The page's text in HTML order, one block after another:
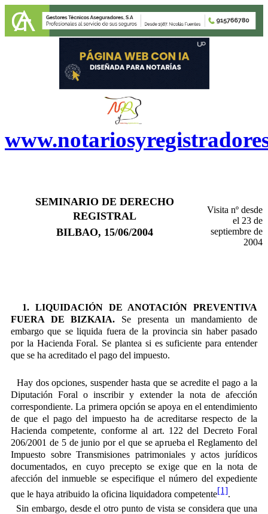
SEMINARIO DE DERECHO
REGISTRAL
BILBAO, 15/06/2004
Visita nº desde
el 23 de
septiembre de
2004
1. LIQUIDACIÓN DE ANOTACIÓN PREVENTIVA
FUERA DE BIZKAIA. Se presenta un mandamiento de
embargo que se liquida fuera de la provincia sin haber pasado
por la Hacienda Foral. Se plantea si es suficiente para entender
que se ha acreditado el pago del impuesto.
Hay dos opciones, suspender hasta que se acredite el pago a la
Diputación Foral o inscribir y extender la nota de afección
correspondiente. La primera opción se apoya en el entendimiento
de que el pago del impuesto ha de acreditarse respecto de la
Hacienda competente, conforme al art. 122 del Decreto Foral
206/2001 de 5 de junio por el que se aprueba el Reglamento del
Impuesto sobre Transmisiones patrimoniales y actos jurídicos
documentados, en cuyo precepto se exige que en la nota de
afección del inmueble se especifique el número del expediente
que le haya atribuido la oficina liquidadora competente[1].
Sin embargo, desde el otro punto de vista se considera que una